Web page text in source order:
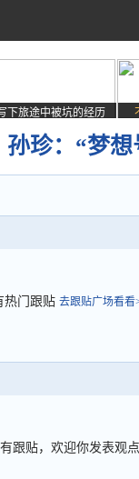
下旅途中被坑的经历
孙珍：“梦
热门跟贴 去跟贴广场看看
跟贴，欢迎你发表观点